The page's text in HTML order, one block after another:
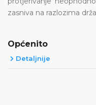
zasniva na razlozima
Općenito
Detaljnije